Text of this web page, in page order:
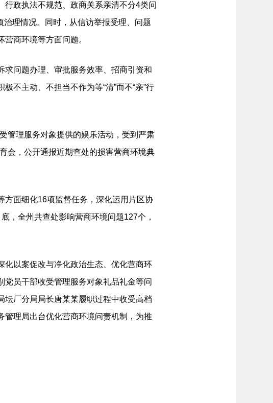
政执法不规范、政商关系亲清不分4类问
治理情况。同时，从信访举报受理、问题
商环境等方面问题。
问题办理、审批服务效率、招商引资和
不主动、不担当不作为等“清”而不“亲”行
理服务对象提供的娱乐活动，受到严肃
会，公开通报近期查处的损害营商环境典
面细化16项监督任务，深化运用片区协
，全州共查处影响营商环境问题127个，
以案促改与净化政治生态、优化营商环
员干部收受管理服务对象礼品礼金等问
厂分局局长唐某某履职过程中收受高档
理局出台优化营商环境问责机制，为推